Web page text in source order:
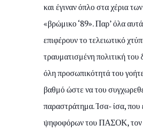
και έγιναν όπλο στα χέρια
«βρώμικο ‘89». Παρ’ όλα
επιφέρουν το τελειωτικό
τραυματισμένη πολιτική του
όλη προσωπικότητά του
βαθμό ώστε να του
παραστράτημα. Ίσα- ίσα, που
ψηφοφόρων του ΠΑΣΟΚ, τον